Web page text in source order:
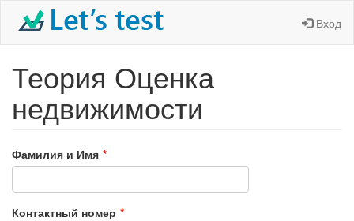
Вход
Теория Оценка
недвижимости
Фамилия и Имя
Контактный номер